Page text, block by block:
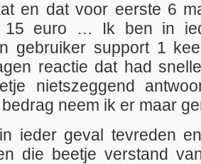
en dat voor eerste 6
15 euro … Ik ben in
gebruiker support 1
reactie dat had
nietszeggend
neem ik er maar
ieder geval tevreden
die beetje verstand